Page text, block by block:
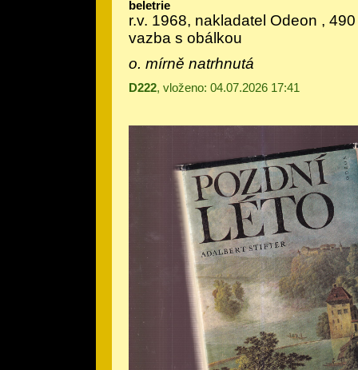
beletrie
r.v. 1968, nakladatel Odeon ,
vazba s obálkou
o. mírně natrhnutá
D222, vloženo: 04.07.2026 17:41